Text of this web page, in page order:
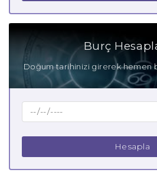
Burç
Doğum tarihinizi girerek hemen
Hesapla